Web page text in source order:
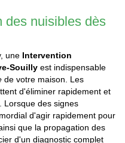
des nuisibles dès
une Intervention
Souilly est indispensable
de votre maison. Les
d'éliminer rapidement et
Lorsque des signes
d'agir rapidement pour
que la propagation des
d'un diagnostic complet